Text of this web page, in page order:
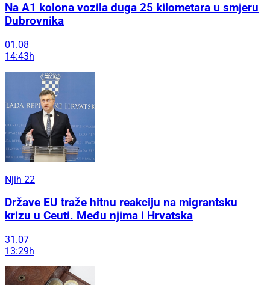
Na A1 kolona vozila duga 25 kilometara u smjeru
Dubrovnika
01.08
14:43h
Njih 22
Države EU traže hitnu reakciju na migrantsku
krizu u Ceuti. Među njima i Hrvatska
31.07
13:29h